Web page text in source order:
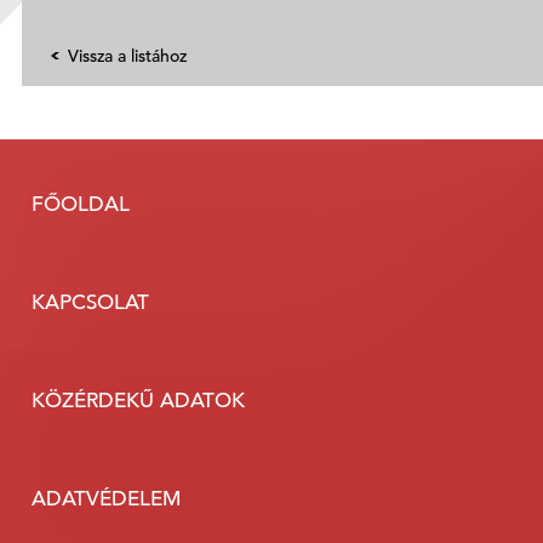
Vissza a listához
FŐOLDAL
KAPCSOLAT
KÖZÉRDEKŰ ADATOK
ADATVÉDELEM